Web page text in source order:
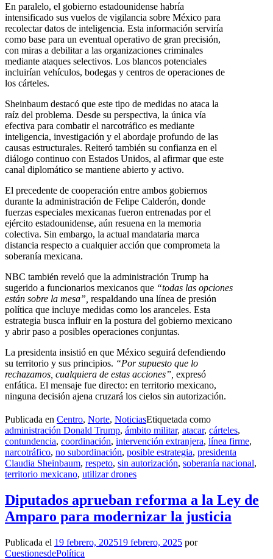
En paralelo, el gobierno estadounidense habría
intensificado sus vuelos de vigilancia sobre México para
recolectar datos de inteligencia. Esta información serviría
como base para un eventual operativo de gran precisión,
con miras a debilitar a las organizaciones criminales
mediante ataques selectivos. Los blancos potenciales
incluirían vehículos, bodegas y centros de operaciones de
los cárteles.
Sheinbaum destacó que este tipo de medidas no ataca la
raíz del problema. Desde su perspectiva, la única vía
efectiva para combatir el narcotráfico es mediante
inteligencia, investigación y el abordaje profundo de las
causas estructurales. Reiteró también su confianza en el
diálogo continuo con Estados Unidos, al afirmar que este
canal diplomático se mantiene abierto y activo.
El precedente de cooperación entre ambos gobiernos
durante la administración de Felipe Calderón, donde
fuerzas especiales mexicanas fueron entrenadas por el
ejército estadounidense, aún resuena en la memoria
colectiva. Sin embargo, la actual mandataria marca
distancia respecto a cualquier acción que comprometa la
soberanía mexicana.
NBC también reveló que la administración Trump ha
sugerido a funcionarios mexicanos que “todas las opciones
están sobre la mesa”, respaldando una línea de presión
política que incluye medidas como los aranceles. Esta
estrategia busca influir en la postura del gobierno mexicano
y abrir paso a posibles operaciones conjuntas.
La presidenta insistió en que México seguirá defendiendo
su territorio y sus principios. “Por supuesto que lo
rechazamos, cualquiera de estas acciones”, expresó
enfática. El mensaje fue directo: en territorio mexicano,
ninguna decisión ajena cruzará los cielos sin autorización.
Publicada en Centro, Norte, NoticiasEtiquetada como
administración Donald Trump, ámbito militar, atacar, cárteles,
contundencia, coordinación, intervención extranjera, línea firme,
narcotráfico, no subordinación, posible estrategia, presidenta
Claudia Sheinbaum, respeto, sin autorización, soberanía nacional,
territorio mexicano, utilizar drones
Diputados aprueban reforma a la Ley de
Amparo para modernizar la justicia
Publicada el 19 febrero, 202519 febrero, 2025 por
CuestionesdePolítica